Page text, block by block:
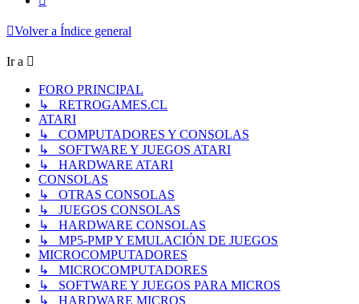
Volver a Índice general
Ir a
FORO PRINCIPAL
↳ RETROGAMES.CL
ATARI
↳ COMPUTADORES Y CONSOLAS
↳ SOFTWARE Y JUEGOS ATARI
↳ HARDWARE ATARI
CONSOLAS
↳ OTRAS CONSOLAS
↳ JUEGOS CONSOLAS
↳ HARDWARE CONSOLAS
↳ MP5-PMP Y EMULACIÓN DE JUEGOS
MICROCOMPUTADORES
↳ MICROCOMPUTADORES
↳ SOFTWARE Y JUEGOS PARA MICROS
↳ HARDWARE MICROS